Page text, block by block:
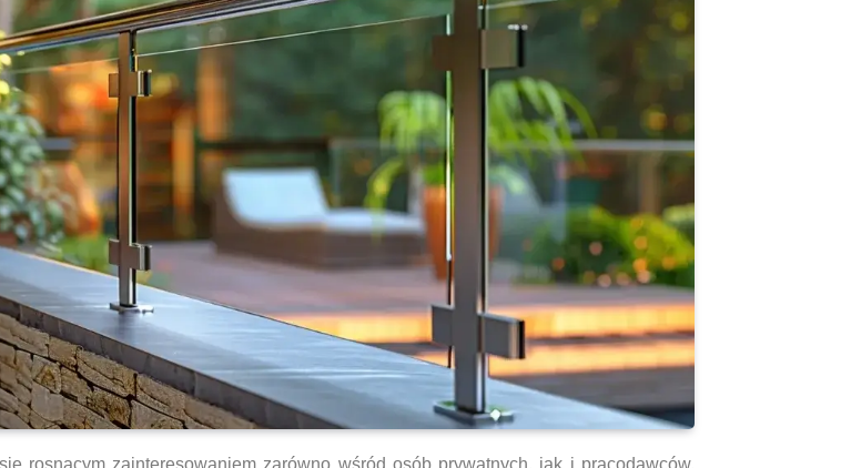
rosnącym zainteresowaniem zarówno wśród osób prywatnych, jak i pracodawców.